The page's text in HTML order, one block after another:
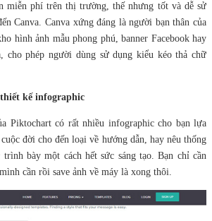
miễn phí trên thị trường, thế nhưng tốt và dễ sử
Canva. Canva xứng đáng là người bạn thân của
hình ảnh mẫu phong phú, banner Facebook hay
cho phép người dùng sử dụng kiểu kéo thả chữ
kế infographic
Piktochart có rất nhiều infographic cho bạn lựa
đời cho đến loại về hướng dẫn, hay nêu thống
bày một cách hết sức sáng tạo. Bạn chỉ cần
cần rồi save ảnh về máy là xong thôi.